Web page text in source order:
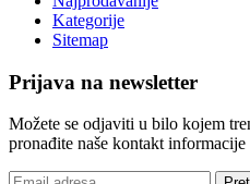
Kategorije
Sitemap
Prijava na newsletter
Možete se odjaviti u bilo kojem
pronađite naše kontakt